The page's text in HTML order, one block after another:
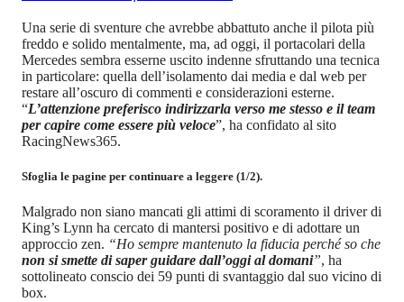
Una serie di sventure che avrebbe abbattuto anche il pilota più
freddo e solido mentalmente, ma, ad oggi, il portacolari della
Mercedes sembra esserne uscito indenne sfruttando una tecnica
in particolare: quella dell’isolamento dai media e dal web per
restare all’oscuro di commenti e considerazioni esterne.
“L’attenzione preferisco indirizzarla verso me stesso e il team
per capire come essere più veloce
Malgrado non siano mancati gli attimi di scoramento il driver di
King’s Lynn ha cercato di mantersi positivo e di adottare un
approccio zen.“Ho sempre mantenuto la fiducia perché so che
non si smette di saper guidare dall’oggi al domani”, ha
sottolineato conscio dei 59 punti di svantaggio dal suo vicino di